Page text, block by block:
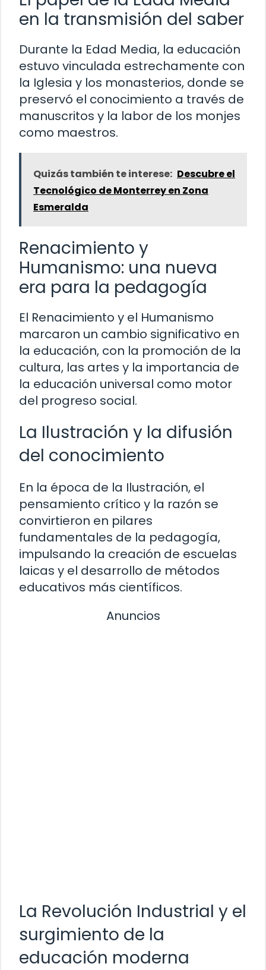
en la transmisión del saber
Durante la Edad Media, la educación
estuvo vinculada estrechamente con
la Iglesia y los monasterios, donde se
preservó el conocimiento a través de
manuscritos y la labor de los monjes
como maestros.
Quizás también te interese: Descubre el
Tecnológico de Monterrey en Zona
Esmeralda
Renacimiento y
Humanismo: una nueva
era para la pedagogía
El Renacimiento y el Humanismo
marcaron un cambio significativo en
la educación, con la promoción de la
cultura, las artes y la importancia de
la educación universal como motor
del progreso social.
La Ilustración y la difusión
del conocimiento
En la época de la Ilustración, el
pensamiento crítico y la razón se
convirtieron en pilares
fundamentales de la pedagogía,
impulsando la creación de escuelas
laicas y el desarrollo de métodos
educativos más científicos.
Anuncios
La Revolución Industrial y el
surgimiento de la
educación moderna